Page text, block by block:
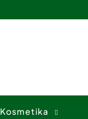
Kosmetika